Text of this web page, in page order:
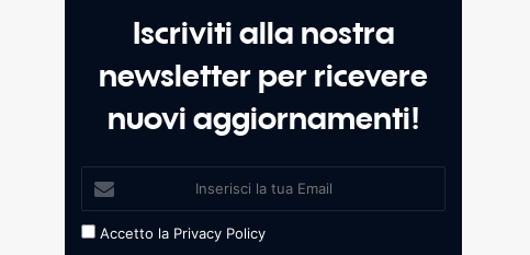
Iscriviti alla nostra
newsletter per ricevere
nuovi aggiornamenti!
Accetto la Privacy Policy